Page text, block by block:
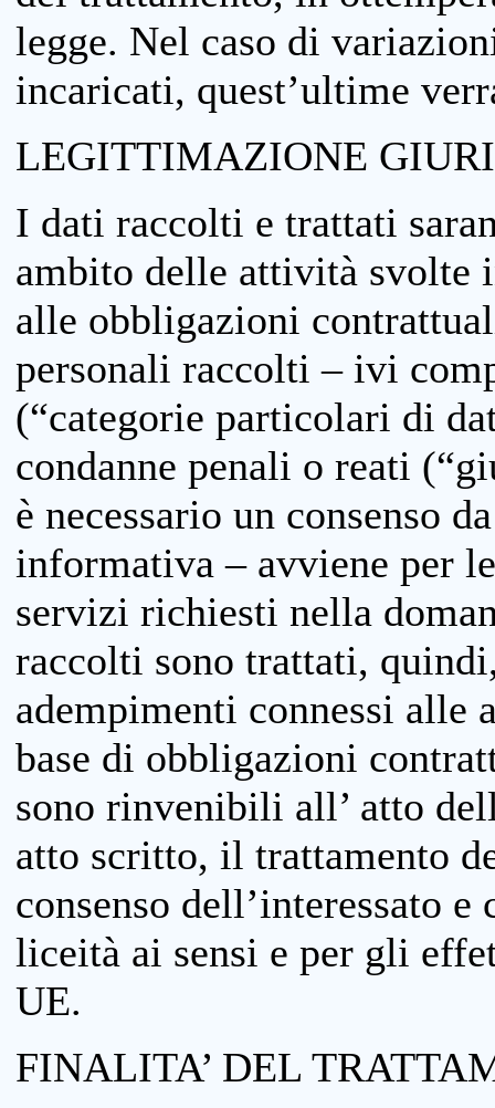
legge. Nel caso di
incaricati, quest’ultime
LEGITTIMAZIONE
I dati raccolti e trattati
ambito delle attività svolte
alle obbligazioni
personali raccolti – ivi
(“categorie particolari di
condanne penali o reati
è necessario un consenso
informativa – avviene per
servizi richiesti nella
raccolti sono trattati,
adempimenti connessi
base di obbligazioni
sono rinvenibili all’ atto
atto scritto, il trattamento
consenso dell’interessato
liceità ai sensi e per gli
UE.
FINALITA’ DEL